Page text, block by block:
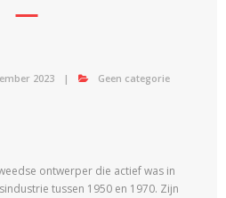
2023 Geen categorie
ontwerper die actief was in
tussen 1950 en 1970. Zijn